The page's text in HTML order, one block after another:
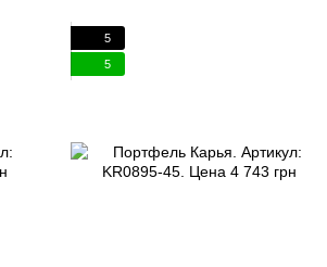
5
5